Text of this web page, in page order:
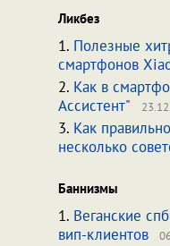
Ликбез
1. Полезные
смартфонов
2. Как в
Ассистент"
3. Как
несколько
Баннизмы
1. Веганские
вип-клиентов